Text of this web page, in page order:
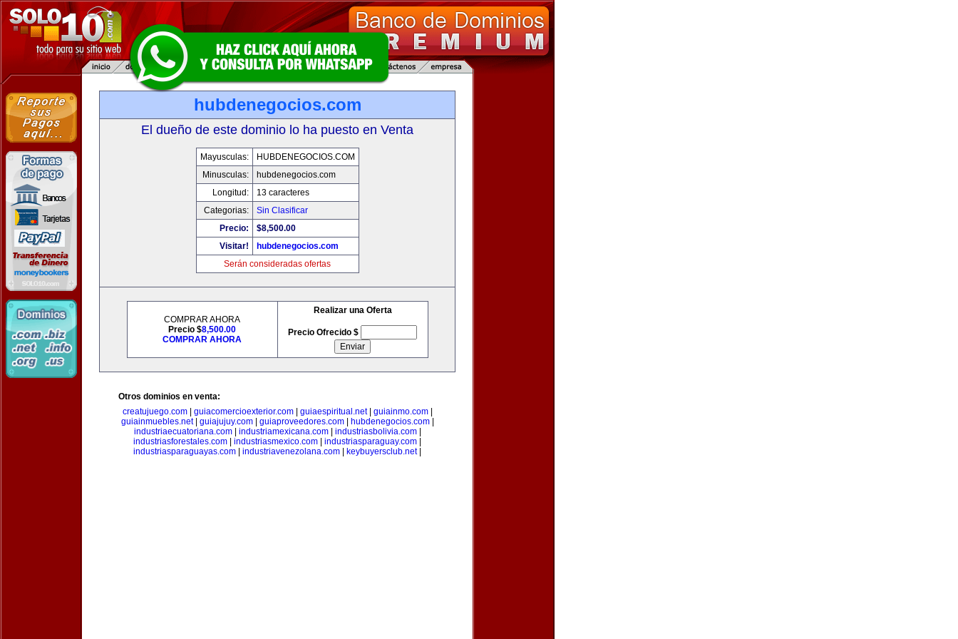
hubdenegocios.com
El dueño de este dominio lo ha puesto en Venta
Mayusculas:
HUBDENEGOCIOS.COM
Minusculas:
hubdenegocios.com
Longitud:
13 caracteres
Categorias:
Sin Clasificar
Precio:
$8,500.00
Visitar!
hubdenegocios.com
Serán consideradas ofertas
COMPRAR AHORA
Precio $8,500.00
COMPRAR AHORA
Realizar una Oferta
Precio Ofrecido $
Otros dominios en venta:
creatujuego.com| guiacomercioexterior.com| guiaespiritual.net| guiainmo.com|
guiainmuebles.net| guiajujuy.com| guiaproveedores.com| hubdenegocios.com|
industriaecuatoriana.com| industriamexicana.com| industriasbolivia.com|
industriasforestales.com
industriasmexico.com industriasparaguay.com
industriasparaguayas.com
industriavenezolana.com keybuyersclub.net|